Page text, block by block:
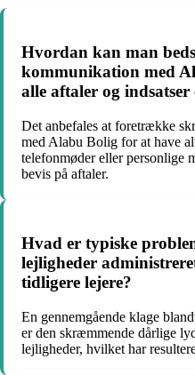
Hvordan kan man
kommunikation med
alle aftaler og
Det anbefales at foretrække
med Alabu Bolig for at have
telefonmøder eller personlige
bevis på aftaler.
Hvad er typiske
lejligheder
tidligere lejere?
En gennemgående klage
er den skræmmende dårlige
lejligheder, hvilket har